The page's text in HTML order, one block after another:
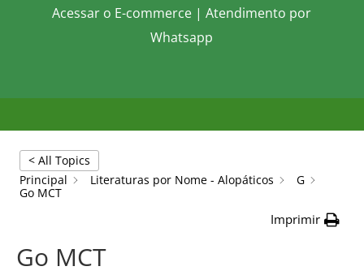
Acessar o E-commerce |Atendimento por
Whatsapp
< All Topics
Principal
Literaturas por Nome - Alopáticos
G
Go MCT
Imprimir
Go MCT